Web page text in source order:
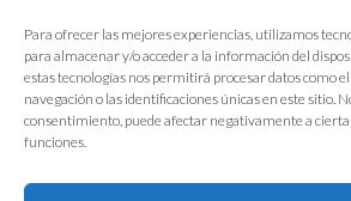
Para ofrecer las mejores experiencias, utilizamos
para almacenar y/o acceder a la información del
estas tecnologías nos permitirá procesar datos como
navegación o las identificaciones únicas en este sitio.
consentimiento, puede afectar negativamente a
funciones.